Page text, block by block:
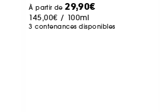
À partir de29,90€
145,00€ / 100ml
3 contenances disponibles